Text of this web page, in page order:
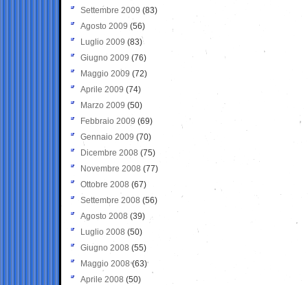
Settembre 2009 (83)
Agosto 2009 (56)
Luglio 2009 (83)
Giugno 2009 (76)
Maggio 2009 (72)
Aprile 2009 (74)
Marzo 2009 (50)
Febbraio 2009 (69)
Gennaio 2009 (70)
Dicembre 2008 (75)
Novembre 2008 (77)
Ottobre 2008 (67)
Settembre 2008 (56)
Agosto 2008 (39)
Luglio 2008 (50)
Giugno 2008 (55)
Maggio 2008(63)
Aprile 2008 (50)